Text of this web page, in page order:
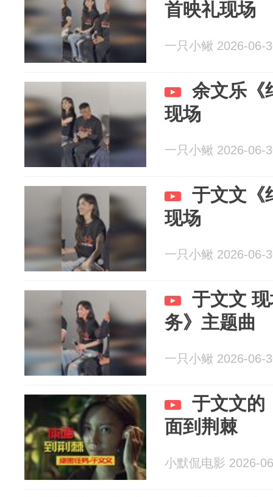
首映礼现场
一只小鳅 2026-06-
余文乐《
现场
一只小鳅 2026-06-
于文文《
现场
一只小鳅 2026-06-
于文文
务》主题曲
一只小鳅 2026-06-
于文文的
面到荆棘
小默侃电影 2026-